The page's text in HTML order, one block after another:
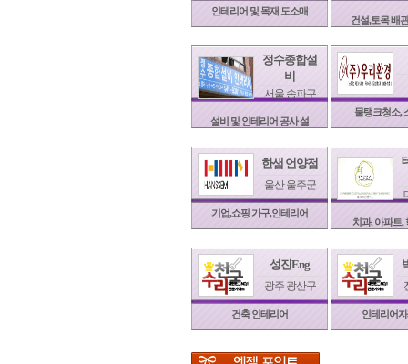
인테리어 및 목재 도소매
건설,토목 배
정수종합설
비
서울 송파구
설비 및 인테리어 공사 설
물탱크청소,
한샘 언양점
울산 울주군
기업,쇼핑 가구,인테리어
치과, 아파트,
성진Eng
광주 광산구
건축 인테리어 인테리어